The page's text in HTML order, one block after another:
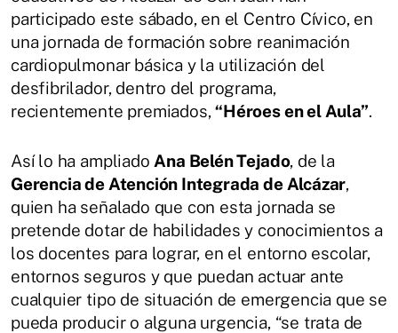
participado este sábado, en el Centro Cívico, en
una jornada de formación sobre reanimación
cardiopulmonar básica y la utilización del
desfibrilador, dentro del programa,
recientemente premiados,“Héroes en el Aula”.
Así lo ha ampliado Ana Belén Tejado, de la
Gerencia de Atención Integrada de Alcázar,
quien ha señalado que con esta jornada se
pretende dotar de habilidades y conocimientos a
los docentes para lograr, en el entorno escolar,
entornos seguros y que puedan actuar ante
cualquier tipo de situación de emergencia que se
pueda producir o alguna urgencia, “se trata de